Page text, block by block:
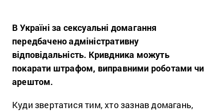
В Україні за сексуальні домагання
передбачено адміністративну
відповідальність. Кривдника можуть
покарати штрафом, виправними роботами чи
арештом.
Куди звертатися тим, хто зазнав домагань,